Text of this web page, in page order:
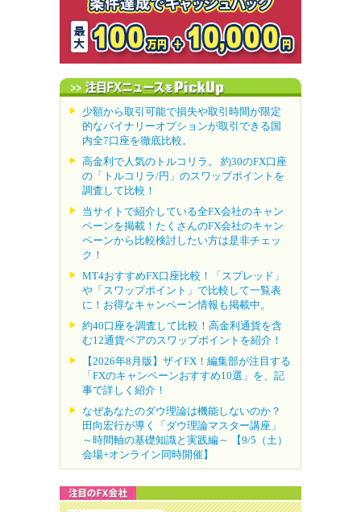
少額から取引可能で損失や取引時間が限定
的なバイナリーオプションが取引できる国
内全7口座を徹底比較。
高金利で人気のトルコリラ。 約30のFX口座
の「トルコリラ/円」のスワップポイントを
調査して比較！
当サイトで紹介している全FX会社のキャン
ペーンを掲載！たくさんのFX会社のキャン
ペーンから比較検討したい方は是非チェッ
ク！
MT4おすすめFX口座比較！「スプレッド」
や「スワップポイント」で比較して一覧表
に！お得なキャンペーン情報も掲載中。
約40口座を調査して比較！高金利通貨を含
む12通貨ペアのスワップポイントを紹介！
【2026年8月版】ザイFX！編集部が注目する
「FXのキャンペーンおすすめ10選」を、記
事で詳しく紹介！
なぜあなたのダウ理論は機能しないのか？
田向宏行が導く「ダウ理論マスター講座」
～時間軸の基礎知識と実践編～ 【9/5（土）
会場+オンライン同時開催】